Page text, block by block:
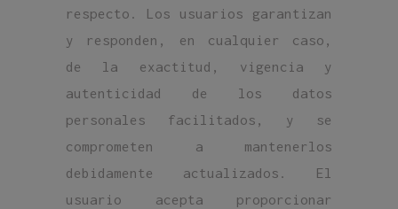
respecto. Los usuarios garantizan
y responden, en cualquier caso,
de la exactitud, vigencia y
autenticidad de los datos
personales facilitados, y se
comprometen a mantenerlos
debidamente actualizados. El
usuario acepta proporcionar